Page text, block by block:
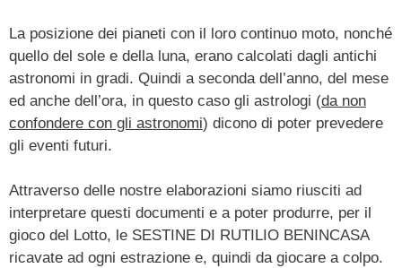
La posizione dei pianeti con il loro continuo moto, nonché
quello del sole e della luna, erano calcolati dagli antichi
astronomi in gradi. Quindi a seconda dell’anno, del mese
ed anche dell’ora, in questo caso gli astrologi (da non
confondere con gli astronomi) dicono di poter prevedere
gli eventi futuri.
Attraverso delle nostre elaborazioni siamo riusciti ad
interpretare questi documenti e a poter produrre, per il
gioco del Lotto, le SESTINE DI RUTILIO BENINCASA
ricavate ad ogni estrazione e, quindi da giocare a colpo.